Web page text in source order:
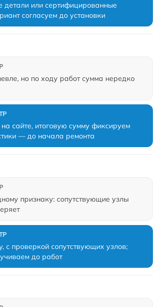
детали или сертифицированные
согласуем до установки
но по ходу работ сумма нередко
сайте, итоговую сумму фиксируем
— до начала ремонта
признаку: сопутствующие узлы
с проверкой сопутствующих узлов;
до работ